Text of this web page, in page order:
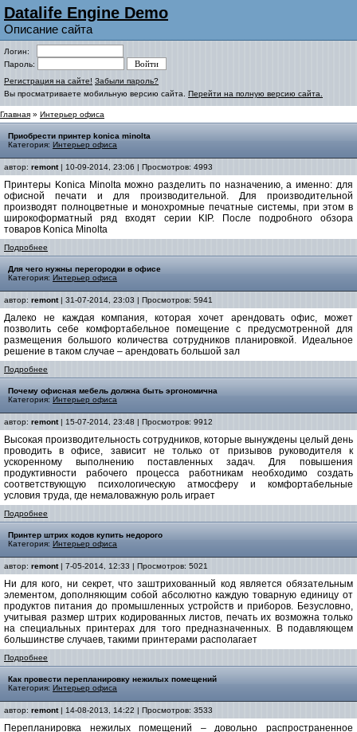
Datalife Engine Demo
Описание сайта
Логин:
Пароль:
Регистрация на сайте! Забыли пароль?
Вы просматриваете мобильную версию сайта. Перейти на полную версию сайта.
Главная » Интерьер офиса
Приобрести принтер konica minolta
Категория: Интерьер офиса
автор: remont| 10-09-2014, 23:06 | Просмотров: 4993
Принтеры Konica Minolta можно разделить по назначению, а именно: для
офисной печати и для производительной. Для производительной
производят полноцветные и монохромные печатные системы, при этом в
широкоформатный ряд входят серии KIP. После подробного обзора
товаров Konica Minolta
Подробнее
Для чего нужны перегородки в офисе
Категория: Интерьер офиса
автор: remont| 31-07-2014, 23:03 | Просмотров: 5941
Далеко не каждая компания, которая хочет арендовать офис, может
позволить себе комфортабельное помещение с предусмотренной для
размещения большого количества сотрудников планировкой. Идеальное
решение в таком случае – арендовать большой зал
Подробнее
Почему офисная мебель должна быть эргономична
Категория: Интерьер офиса
автор: remont| 15-07-2014, 23:48 | Просмотров: 9912
Высокая производительность сотрудников, которые вынуждены целый день
проводить в офисе, зависит не только от призывов руководителя к
ускоренному выполнению поставленных задач. Для повышения
продуктивности рабочего процесса работникам необходимо создать
соответствующую психологическую атмосферу и комфортабельные
условия труда, где немаловажную роль играет
Подробнее
Принтер штрих кодов купить недорого
Категория: Интерьер офиса
автор: remont| 7-05-2014, 12:33 | Просмотров: 5021
Ни для кого, ни секрет, что заштрихованный код является обязательным
элементом, дополняющим собой абсолютно каждую товарную единицу от
продуктов питания до промышленных устройств и приборов. Безусловно,
учитывая размер штрих кодированных листов, печать их возможна только
на специальных принтерах для того предназначенных. В подавляющем
большинстве случаев, такими принтерами располагает
Подробнее
Как провести перепланировку нежилых помещений
Категория: Интерьер офиса
автор: remont| 14-08-2013, 14:22 | Просмотров: 3533
Перепланировка нежилых помещений – довольно распространенное